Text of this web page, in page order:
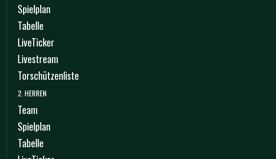
Spielplan
Tabelle
LiveTicker
Livestream
Torschützenliste
2. HERREN
Team
Spielplan
Tabelle